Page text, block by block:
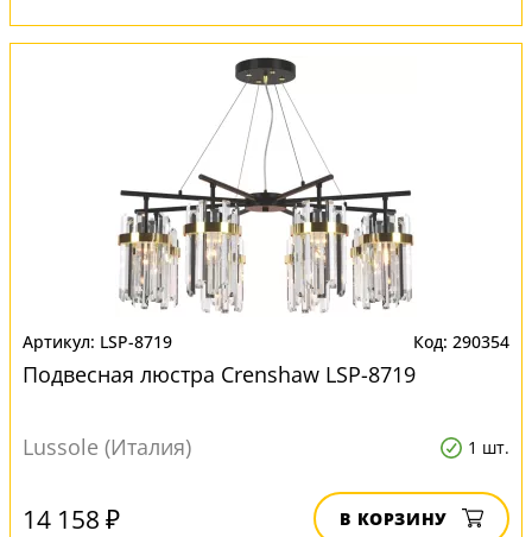
LSP-8719 290354
Подвесная люстра Crenshaw LSP-8719
Lussole (Италия) 1 шт.
14 158 ₽ В КОРЗИНУ